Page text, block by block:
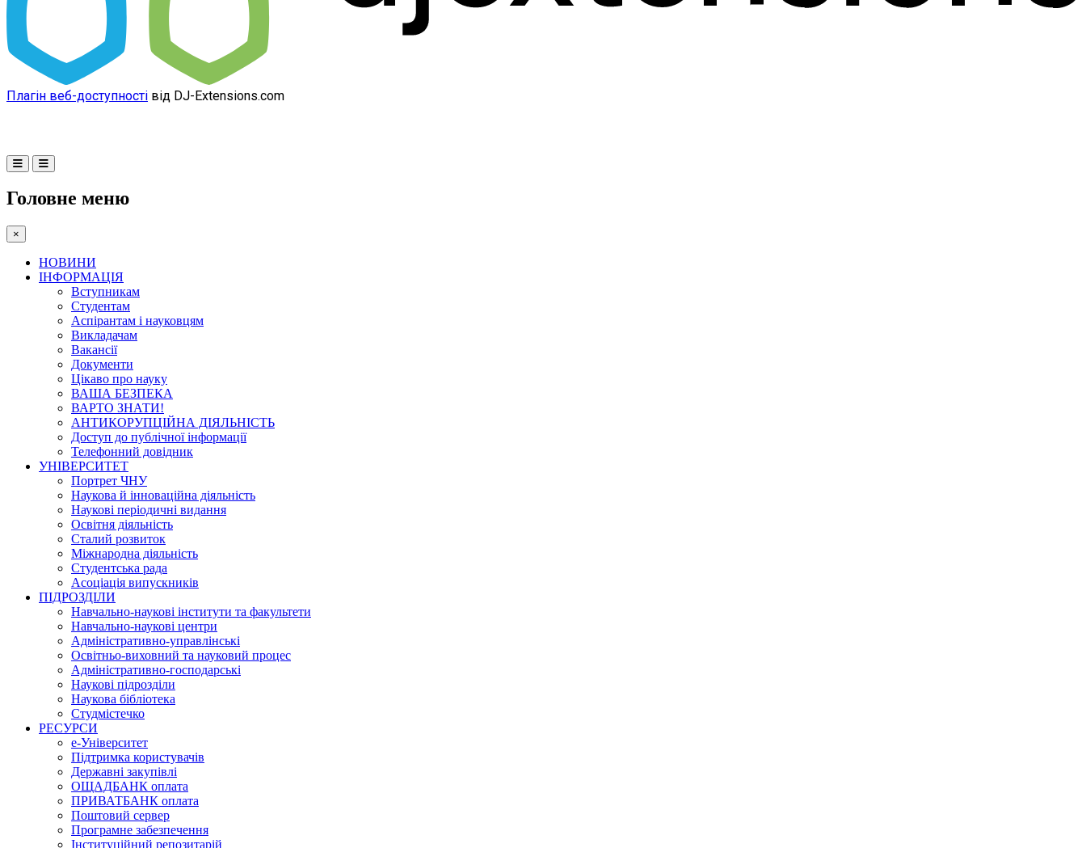
Плагін веб-доступності від DJ-Extensions.com
Головне меню
×
НОВИНИ
ІНФОРМАЦІЯ
Вступникам
Студентам
Аспірантам і науковцям
Викладачам
Вакансії
Документи
Цікаво про науку
ВАША БЕЗПЕКА
ВАРТО ЗНАТИ!
АНТИКОРУПЦІЙНА ДІЯЛЬНІСТЬ
Доступ до публічної інформації
Телефонний довідник
УНІВЕРСИТЕТ
Портрет ЧНУ
Наукова й інноваційна діяльність
Наукові періодичні видання
Освітня діяльність
Сталий розвиток
Міжнародна діяльність
Студентська рада
Асоціація випускників
ПІДРОЗДІЛИ
Навчально-наукові інститути та факультети
Навчально-наукові центри
Адміністративно-управлінські
Освітньо-виховний та науковий процес
Адміністративно-господарські
Наукові підрозділи
Наукова бібліотека
Студмістечко
РЕСУРСИ
е-Університет
Підтримка користувачів
Державні закупівлі
ОЩАДБАНК оплата
ПРИВАТБАНК оплата
Поштовий сервер
Програмне забезпечення
Інституційний репозитарій